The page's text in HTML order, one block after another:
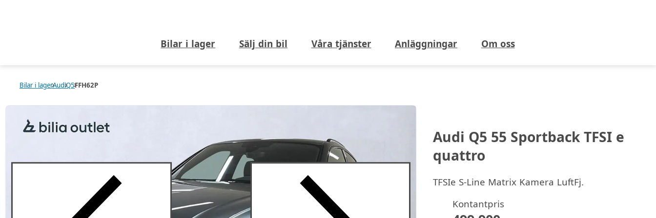
Bilar i lager Sälj din bil Våra tjänster Anläggningar Om oss
Bilar i lagerAudiQ5FFH62P
Audi Q5 55 Sportback TFSI e
quattro
TFSIe S-Line Matrix Kamera LuftFj.
Kontantpris